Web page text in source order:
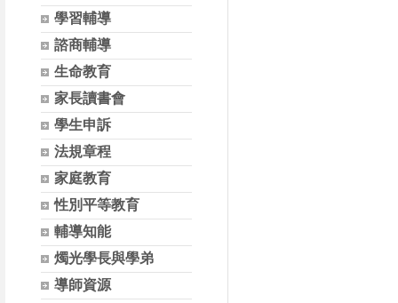
學習輔導
諮商輔導
生命教育
家長讀書會
學生申訴
法規章程
家庭教育
性別平等教育
輔導知能
燭光學長與學弟
導師資源